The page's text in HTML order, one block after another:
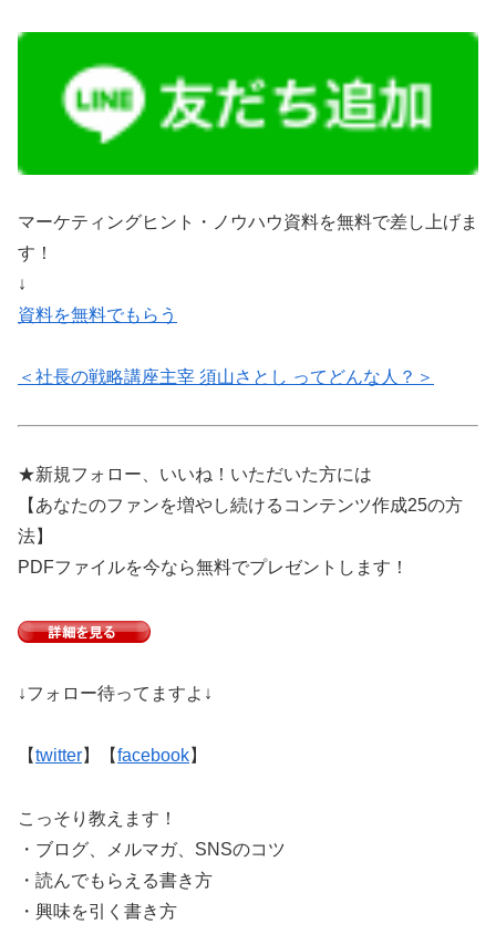
マーケティングヒント・ノウハウ資料を無料で差し上げま
す！
↓
資料を無料でもらう
＜社長の戦略講座主宰 須山さとし ってどんな人？＞
★新規フォロー、いいね！いただいた方には
【あなたのファンを増やし続けるコンテンツ作成25の方
法】
PDFファイルを今なら無料でプレゼントします！
↓フォロー待ってますよ↓
【twitter】【facebook】
こっそり教えます！
・ブログ、メルマガ、SNSのコツ
・読んでもらえる書き方
・興味を引く書き方